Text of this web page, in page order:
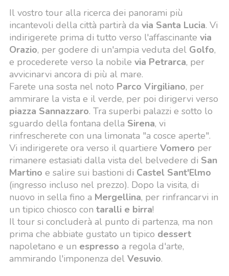
Il vostro tour alla ricerca dei panorami più
incantevoli della città partirà da via Santa Lucia. Vi
indirigerete prima di tutto verso l'affascinante via
Orazio, per godere di un'ampia veduta del Golfo,
e procederete verso la nobile via Petrarca, per
avvicinarvi ancora di più al mare.
Farete una sosta nel noto Parco Virgiliano, per
ammirare la vista e il verde, per poi dirigervi verso
piazza Sannazzaro. Tra superbi palazzi e sotto lo
sguardo della fontana della Sirena, vi
rinfrescherete con una limonata "a cosce aperte".
Vi indirigerete ora verso il quartiere Vomero per
rimanere estasiati dalla vista del belvedere di San
Martino e salire sui bastioni di Castel Sant'Elmo
(ingresso incluso nel prezzo). Dopo la visita, di
nuovo in sella fino a Mergellina, per rinfrancarvi in
un tipico chiosco con taralli e birra!
Il tour si concluderà al punto di partenza, ma non
prima che abbiate gustato un tipico dessert
napoletano e un espresso a regola d'arte,
ammirando l'imponenza del Vesuvio.